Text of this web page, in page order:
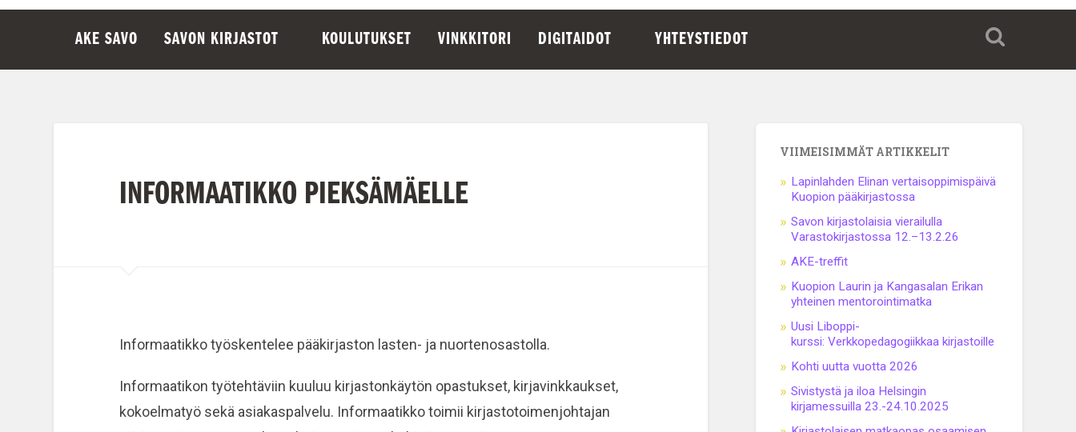
AKE SAVO SAVON KIRJASTOT KOULUTUKSET VINKKITORI DIGITAIDOT YHTEYSTIEDOT
INFORMAATIKKO PIEKSÄMÄELLE
Informaatikkotyöskentelee pääkirjaston lasten- ja nuortenosastolla.
Informaatikon työtehtäviin kuuluu kirjastonkäytön opastukset, kirjavinkkaukset,
kokoelmatyö sekä asiakaspalvelu. Informaatikko toimii kirjastotoimenjohtajan
VIIMEISIMMÄT ARTIKKELIT
Lapinlahden Elinan vertaisoppimispäivä
Kuopion pääkirjastossa
Savon kirjastolaisia vierailulla
Varastokirjastossa 12.–13.2.26
AKE-treffit
Kuopion Laurin ja Kangasalan Erikan
yhteinen mentorointimatka
Uusi Liboppi-
kurssi: Verkkopedagogiikkaa kirjastoille
Kohti uutta vuotta 2026
Sivistystä ja iloa Helsingin
kirjamessuilla 23.-24.10.2025